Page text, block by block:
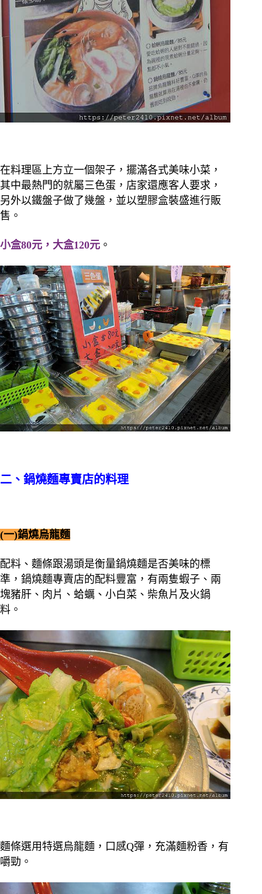
在料理區上方立一個架子，擺滿各式美味小菜，
其中最熱門的就屬三色蛋，店家還應客人要求，
另外以鐵盤子做了幾盤，並以塑膠盒裝盛進行販
售。
小盒80元，大盒120元 。
二、鍋燒麵專賣店的料理
(一)鍋燒烏龍麵
配料、麵條跟湯頭是衡量鍋燒麵是否美味的標
準，鍋燒麵專賣店的配料豐富，有兩隻蝦子、兩
塊豬肝、肉片、蛤蠣、小白菜、柴魚片及火鍋
料。
麵條選用特選烏龍麵，口感Q彈，充滿麵粉香，有
嚼勁。